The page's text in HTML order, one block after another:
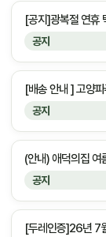
공지
[공지]광복절 연휴
공지
[배송 안내 ] 고양
공지
(안내) 애덕의집 여
[두레인증]26년 7